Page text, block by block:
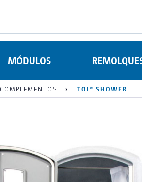
MÓDULOS
COMPLEMENTOS TOI® SHOWER